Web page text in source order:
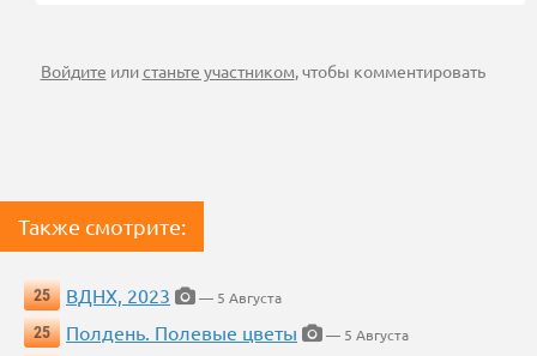
Войдите илистаньте участником, чтобы комментировать
Также смотрите:
25 ВДНХ, 2023
— 5 Августа
25
Полдень. Полевые цветы
— 5 Августа